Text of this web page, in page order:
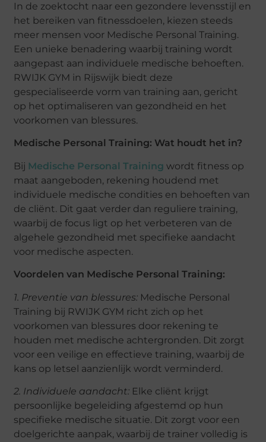
In de zoektocht naar een gezondere levensstijl en
het bereiken van fitnessdoelen, kiezen steeds
meer mensen voor Medische Personal Training.
Een unieke benadering waarbij training wordt
aangepast aan individuele medische behoeften.
RWIJK GYM in Rijswijk biedt deze
gespecialiseerde vorm van training aan, gericht
op het optimaliseren van gezondheid en het
voorkomen van blessures.
Medische Personal Training: Wat houdt het in?
Bij Medische Personal Training wordt fitness op
maat aangeboden, rekening houdend met
individuele medische condities en behoeften van
de cliënt. Dit gaat verder dan reguliere training,
waarbij de focus ligt op het verbeteren van de
algehele gezondheid met specifieke aandacht
voor medische aspecten.
Voordelen van Medische Personal Training:
1. Preventie van blessures: Medische Personal
Training bij RWIJK GYM richt zich op het
voorkomen van blessures door rekening te
houden met medische achtergronden. Dit zorgt
voor een veilige en effectieve training, waarbij de
kans op letsel aanzienlijk wordt verminderd.
2. Individuele aandacht: Elke cliënt krijgt
persoonlijke begeleiding afgestemd op hun
specifieke medische situatie. Dit zorgt voor een
doelgerichte aanpak, waarbij de trainer volledig is